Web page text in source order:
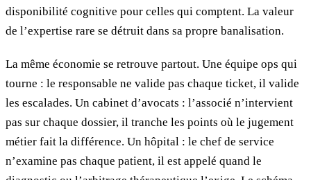
disponibilité cognitive pour celles qui comptent. La valeur
de l’expertise rare se détruit dans sa propre banalisation.
La même économie se retrouve partout. Une équipe ops qui
tourne : le responsable ne valide pas chaque ticket, il valide
les escalades. Un cabinet d’avocats : l’associé n’intervient
pas sur chaque dossier, il tranche les points où le jugement
métier fait la différence. Un hôpital : le chef de service
n’examine pas chaque patient, il est appelé quand le